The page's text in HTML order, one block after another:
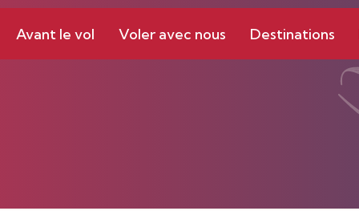
Avant le vol Voler avec nous Destinations